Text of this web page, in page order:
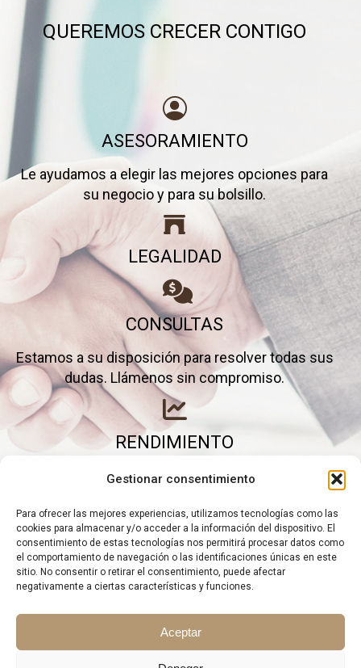
Gestionar consentimiento
Para ofrecer las mejores experiencias, utilizamos tecnologías como las
cookies para almacenar y/o acceder a la información del dispositivo. El
consentimiento de estas tecnologías nos permitirá procesar datos como
el comportamiento de navegación o las identificaciones únicas en este
sitio. No consentir o retirar el consentimiento, puede afectar
negativamente a ciertas características y funciones.
Aceptar
QUEREMOS CRECER CONTIGO
ASESORAMIENTO
Le ayudamos a elegir las mejores opciones para
su negocio y para su bolsillo.
LEGALIDAD
CONSULTAS
Estamos a su disposición para resolver todas sus
dudas. Llámenos sin compromiso.
RENDIMIENTO
Elimine gastos inútiles y saque el máximo partido a